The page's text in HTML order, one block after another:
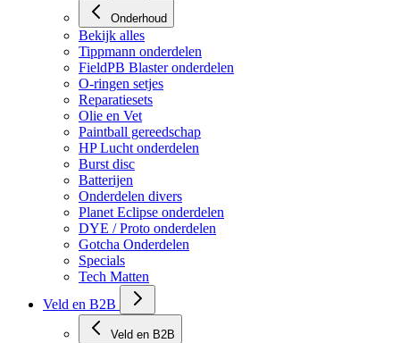
Onderhoud
Bekijk alles
Tippmann onderdelen
FieldPB Blaster onderdelen
O-ringen setjes
Reparatiesets
Olie en Vet
Paintball gereedschap
HP Lucht onderdelen
Burst disc
Batterijen
Onderdelen divers
Planet Eclipse onderdelen
DYE / Proto onderdelen
Gotcha Onderdelen
Specials
Tech Matten
Veld en B2B
Veld en B2B